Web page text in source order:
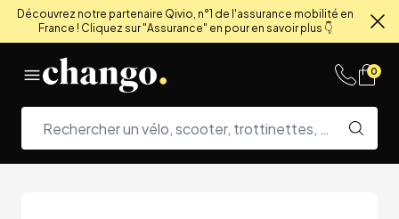
Découvrez notre partenaire Qivio, n°1 de l'assurance mobilité en
France ! Cliquez sur "Assurance" en pour en savoir plus 👇
0